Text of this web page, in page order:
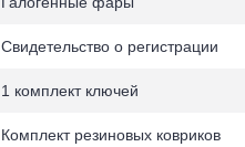
Свидетельство о регистрации
1 комплект ключей
Комплект резиновых ковриков